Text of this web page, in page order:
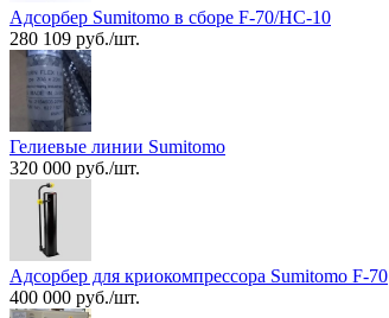
Адсорбер Sumitomo в сборе F-70/HC-10
280 109 руб./шт.
Гелиевые линии Sumitomo
320 000 руб./шт.
Адсорбер для криокомпрессора Sumitomo F-70
400 000 руб./шт.